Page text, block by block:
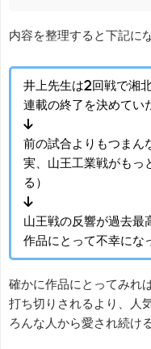
内容を整理すると下記に
井上先生は2回戦で湘
連載の終了を決めてい
↓
前の試合よりもつま
実、山王工業戦がもっ
る）
↓
山王戦の反響が過去最
作品にとって不幸にな
確かに作品にとってみれ
打ち切りされるより、人
ろんな人から愛され続け